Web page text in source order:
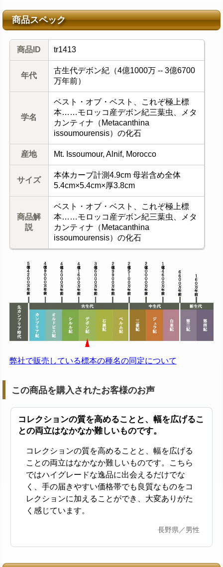
商品スペック
商品ID tr1413
年代
古生代デボン紀（4億1000万 -- 3億6700
万年前）
学名
ベスト・オブ・ベスト、これぞ極上標
本……モロッコ産デボン紀三葉虫、メタ
カンティナ（Metacanthina
issoumourensis）の化石
産地 Mt. Issoumour, Alnif, Morocco
サイズ
本体カーブ計測4.9cm 母岩含め全体
5.4cm×5.4cm×厚3.8cm
商品解
説
ベスト・オブ・ベスト、これぞ極上標
本……モロッコ産デボン紀三葉虫、メタ
カンティナ（Metacanthina
issoumourensis）の化石
弊社で販売している標本の種名の同定について
この商品を購入されたお客様のお声
コレクションの質を高めることと、幅を広げるこ
との両立はなかなか難しいものです。
コレクションの質を高めることと、幅を広げる
ことの両立はなかなか難しいものです。こちら
ではハイグレードな逸品に出会えるだけでな
く、手の届きやすい価格帯でも良質なものをコ
レクションに加えることができ、大変ありがた
く感じています。
長野県／男性